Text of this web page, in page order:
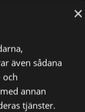
×
även sådana
och
annan
tjänster.